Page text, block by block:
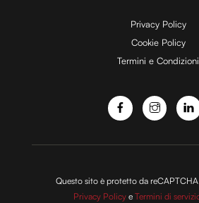
e
o
Privacy Policy
Cookie Policy
Termini e Condizioni
Questo sito è protetto da
Privacy Policy eTermini di